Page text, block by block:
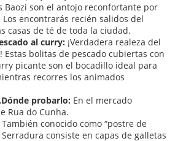
Baozi son el antojo reconfortante por
Los encontrarás recién salidos del
casas de té de toda la ciudad.
al curry: ¡Verdadera realeza del
Estas bolitas de pescado cubiertas con
picante son el bocadillo ideal para
recorres los animados
probarlo: En el mercado
Rua do Cunha.
También conocido como “postre de
consiste en capas de galletas